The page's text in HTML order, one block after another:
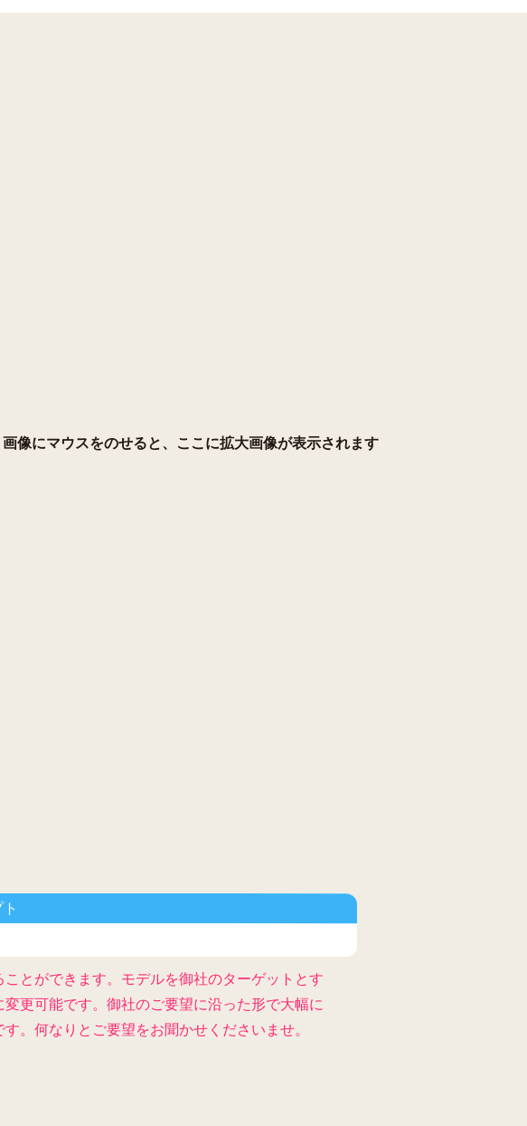
とができます。モデルを御社のターゲットとす
変更可能です。御社のご要望に沿った形で大幅に
。何なりとご要望をお聞かせくださいませ。